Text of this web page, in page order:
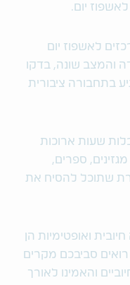
לאשפוז יום
והמצב שונה, בדקו
בתחבורה ציבורית
שעות ארוכות
ספרים,
שתוכל להסיח את
ואופטימיות הן
סביבכם מקרים
והאמינו לאורך